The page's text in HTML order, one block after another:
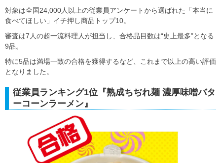
対象は全国24,000人以上の従業員アンケートから選ばれた「本当に
食べてほしい」イチ押し商品トップ10。
審査は7人の超一流料理人が担当し、合格品目数は“史上最多”となる
9品。
特に5品は満場一致の合格を獲得するなど、これまで以上の高い評価
となりました。
従業員ランキング1位『熟成ちぢれ麺 濃厚味噌バタ
ーコーンラーメン』